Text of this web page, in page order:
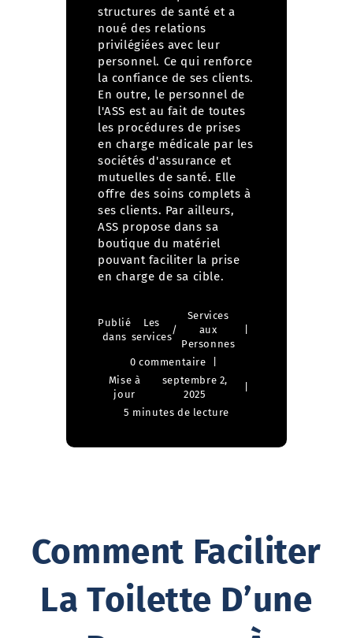
structures de santé et a
noué des relations
privilégiées avec leur
personnel. Ce qui renforce
la confiance de ses clients.
En outre, le personnel de
l'ASS est au fait de toutes
les procédures de prises
en charge médicale par les
sociétés d'assurance et
mutuelles de santé. Elle
offre des soins complets à
ses clients. Par ailleurs,
ASS propose dans sa
boutique du matériel
pouvant faciliter la prise
en charge de sa cible.
Publié
dans
Les
services
/
Services
aux
Personnes
0 commentaire
Mise à
jour
septembre 2,
2025
5 minutes de lecture
Comment Faciliter
La Toilette D’une